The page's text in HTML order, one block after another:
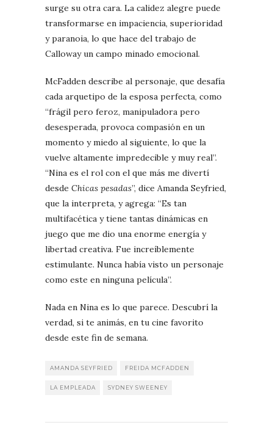
surge su otra cara. La calidez alegre puede
transformarse en impaciencia, superioridad
y paranoia, lo que hace del trabajo de
Calloway un campo minado emocional.
McFadden describe al personaje, que desafía
cada arquetipo de la esposa perfecta, como
“frágil pero feroz, manipuladora pero
desesperada, provoca compasión en un
momento y miedo al siguiente, lo que la
vuelve altamente impredecible y muy real”.
“Nina es el rol con el que más me divertí
desde Chicas pesadas”, dice Amanda Seyfried,
que la interpreta, y agrega: “Es tan
multifacética y tiene tantas dinámicas en
juego que me dio una enorme energía y
libertad creativa. Fue increíblemente
estimulante. Nunca había visto un personaje
como este en ninguna película”.
Nada en Nina es lo que parece. Descubrí la
verdad, si te animás, en tu cine favorito
desde este fin de semana.
AMANDA SEYFRIED FREIDA MCFADDEN
LA EMPLEADA SYDNEY SWEENEY